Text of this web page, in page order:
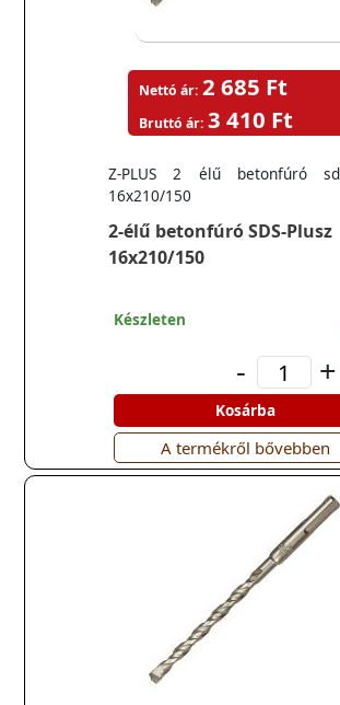
2-élű betonfúró SDS-Plusz
16x210/150
Z-PLUS 2 élű betonfúró
16x210/150
Nettó ár: 2 685 Ft
Bruttó ár: 3 410 Ft
Készleten
- +
Kosárba
A termékről bővebben